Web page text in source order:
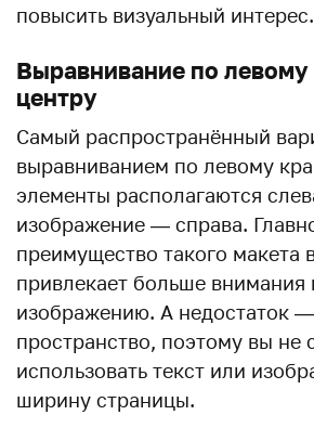
повысить визуальный интерес.
Выравнивание по левому
центру
Самый распространённый
выравниванием по левому
элементы располагаются
изображение — справа.
преимущество такого макета
привлекает больше внимания
изображению. А недостаток
пространство, поэтому вы не
использовать текст или
ширину страницы.